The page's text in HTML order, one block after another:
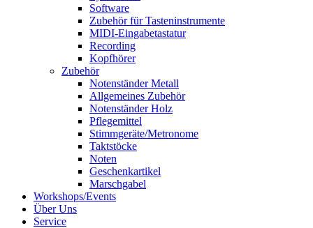
Software
Zubehör für Tasteninstrumente
MIDI-Eingabetastatur
Recording
Kopfhörer
Zubehör
Notenständer Metall
Allgemeines Zubehör
Notenständer Holz
Pflegemittel
Stimmgeräte/Metronome
Taktstöcke
Noten
Geschenkartikel
Marschgabel
Workshops/Events
Über Uns
Service